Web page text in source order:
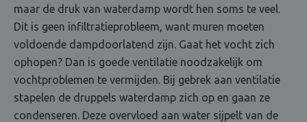
maar de druk van waterdamp wordt hen soms te veel.
Dit is geen infiltratieprobleem, want muren moeten
voldoende dampdoorlatend zijn. Gaat het vocht zich
ophopen? Dan is goede ventilatie noodzakelijk om
vochtproblemen te vermijden. Bij gebrek aan ventilatie
stapelen de druppels waterdamp zich op en gaan ze
condenseren. Deze overvloed aan water sijpelt van de